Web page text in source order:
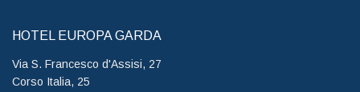
HOTEL EUROPA GARDA
Via S. Francesco d'Assisi, 27
Corso Italia, 25